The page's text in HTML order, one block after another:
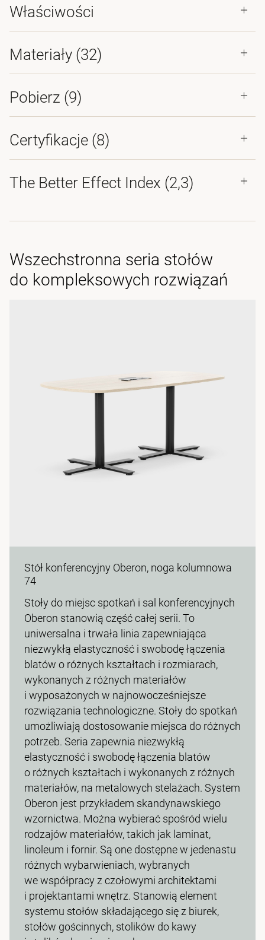
Właściwości
Materiały (32)
Pobierz (9)
Certyfikacje (8)
The Better Effect Index (2,3)
Wszechstronna seria stołów
do kompleksowych rozwiązań
Stół konferencyjny Oberon, noga kolumnowa
74
Stoły do miejsc spotkań i sal konferencyjnych
Oberon stanowią część całej serii. To
uniwersalna i trwała linia zapewniająca
niezwykłą elastyczność i swobodę łączenia
blatów o różnych kształtach i rozmiarach,
wykonanych z różnych materiałów
i wyposażonych w najnowocześniejsze
rozwiązania technologiczne. Stoły do spotkań
umożliwiają dostosowanie miejsca do różnych
potrzeb. Seria zapewnia niezwykłą
elastyczność i swobodę łączenia blatów
o różnych kształtach i wykonanych z różnych
materiałów, na metalowych stelażach. System
Oberon jest przykładem skandynawskiego
wzornictwa. Można wybierać spośród wielu
rodzajów materiałów, takich jak laminat,
linoleum i fornir. Są one dostępne w jedenastu
różnych wybarwieniach, wybranych
we współpracy z czołowymi architektami
i projektantami wnętrz. Stanowią element
systemu stołów składającego się z biurek,
stołów gościnnych, stolików do kawy